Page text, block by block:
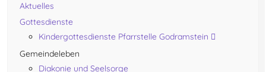
Aktuelles
Gottesdienste
Kindergottesdienste Pfarrstelle Godramstein
Gemeindeleben
Diakonie und Seelsorge